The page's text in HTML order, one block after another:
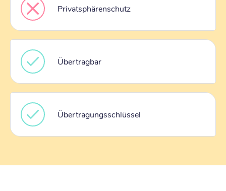
Privatsphärenschutz
Übertragbar
Übertragungsschlüssel